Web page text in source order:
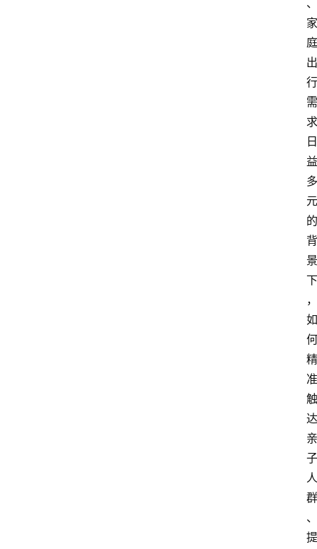
、
家
庭
出
行
需
求
日
益
多
元
的
背
景
下
，
如
何
精
准
触
达
亲
子
人
群
、
提